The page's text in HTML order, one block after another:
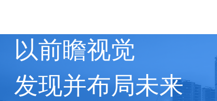
以前瞻视觉
发现并布局未来